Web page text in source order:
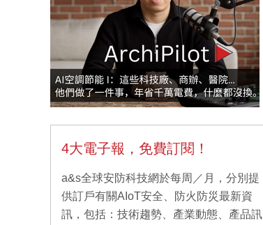
4大電子報，免費訂閱！
a&s全球安防科技網於每周／月，分別提
供訂戶有關AIoT安全、防火防災最新資
訊，包括：技術趨勢、產業動態、產品訊